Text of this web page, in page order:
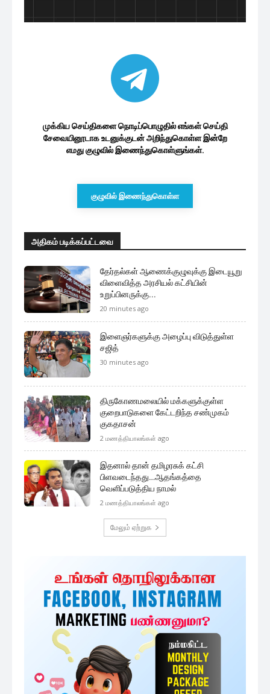
முக்கிய செய்திகளை நொடிப்பொழுதில் எங்கள் செய்தி
சேவையினூடாக உடனுக்குடன் அறிந்துகொள்ள இன்றே
எமது குழுவில் இணைந்துகொள்ளுங்கள்.
குழுவில் இணைந்துகொள்ள
அதிகம் படிக்கப்பட்டவை
தேர்தல்கள் ஆணைக்குழுவுக்கு இடையூறு
விளைவித்த அரசியல் கட்சியின்
உறுப்பினருக்கு...
20 minutes ago
இளைஞர்களுக்கு அழைப்பு விடுத்துள்ள
சஜித்
30 minutes ago
திருகோணமலையில் மக்களுக்குள்ள
குறைபாடுகளை கேட்டறிந்த சண்முகம்
குகதாசன்
2 மணத்தியாலங்கள் ago
இதனால் தான் தமிழரசுக் கட்சி
பிளவடைந்தது…ஆதங்கத்தை
வெளிப்படுத்திய நாமல்
2 மணத்தியாலங்கள் ago
மேலும் ஏற்றுக